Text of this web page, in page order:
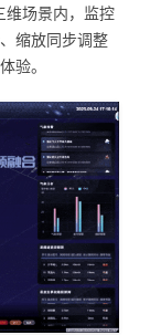
维场景内，监控
缩放同步调整
验。